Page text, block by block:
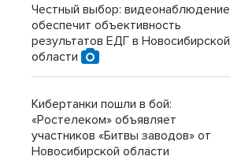
Честный выбор: видеонаблюдение
обеспечит объективность
результатов ЕДГ в Новосибирской
области
Кибертанки пошли в бой:
«Ростелеком» объявляет
участников «Битвы заводов» от
Новосибирской области